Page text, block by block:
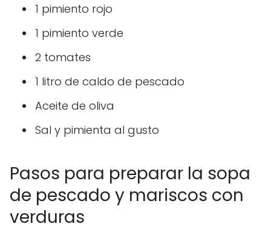
1 pimiento rojo
1 pimiento verde
2 tomates
1 litro de caldo de pescado
Aceite de oliva
Sal y pimienta al gusto
Pasos para preparar la sopa
de pescado y mariscos con
verduras